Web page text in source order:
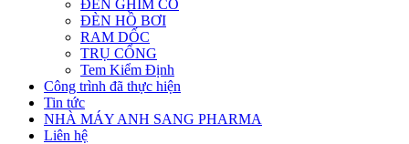
ĐÈN GHIM CỎ
ĐÈN HỒ BƠI
RAM DỐC
TRỤ CỔNG
Tem Kiểm Định
Công trình đã thực hiện
Tin tức
NHÀ MÁY ANH SANG PHARMA
Liên hệ